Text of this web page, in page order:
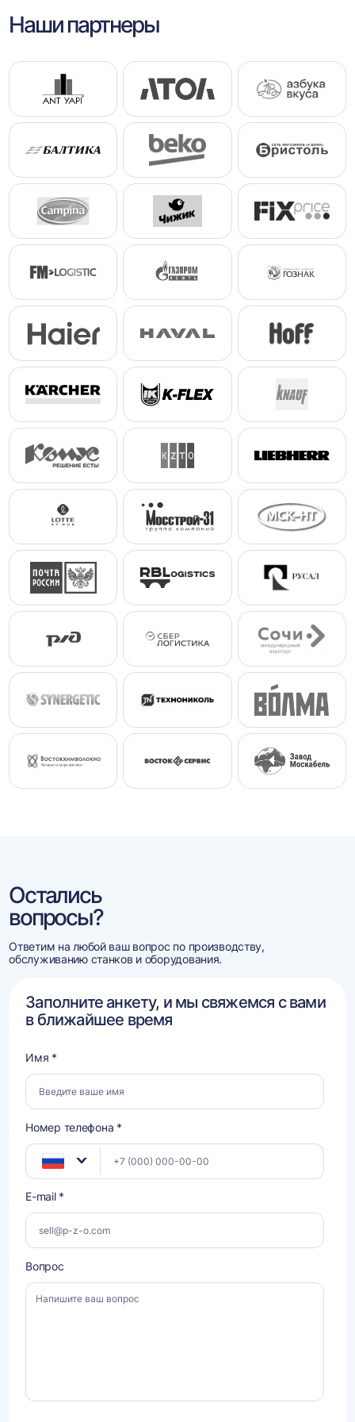
Наши партнеры
Остались
вопросы?
Ответим на любой ваш вопрос по производству,
обслуживанию станков и оборудования.
Заполните анкету, и мы свяжемся с вами
в ближайшее время
Имя *
Номер телефона *
E-mail *
Вопрос